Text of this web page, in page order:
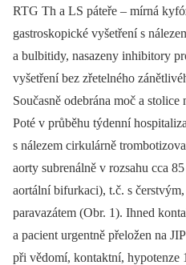
RTG Th a LS páteře –⁠ mírná
gastroskopické vyšetření s
a bulbitidy, nasazeny inhibitory
vyšetření bez zřetelného
Současně odebrána moč a
Poté v průběhu týdenní
s nálezem cirkulárně
aorty subrenálně v rozsahu cca
aortální bifurkaci), t.č. s
paravazátem (Obr. 1). Ihned
a pacient urgentně přeložen na
při vědomí, kontaktní, hypotenze